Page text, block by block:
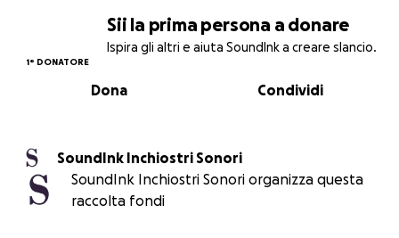
Sii la prima persona a donare
Ispira gli altri e aiuta SoundInk a creare slancio.
1° DONATORE
Condividi
Dona
SoundInk Inchiostri Sonori
SoundInk Inchiostri Sonori organizza questa
raccolta fondi